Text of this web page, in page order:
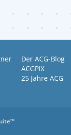
Der ACG-Blog
ACGPIX
25 Jahre ACG